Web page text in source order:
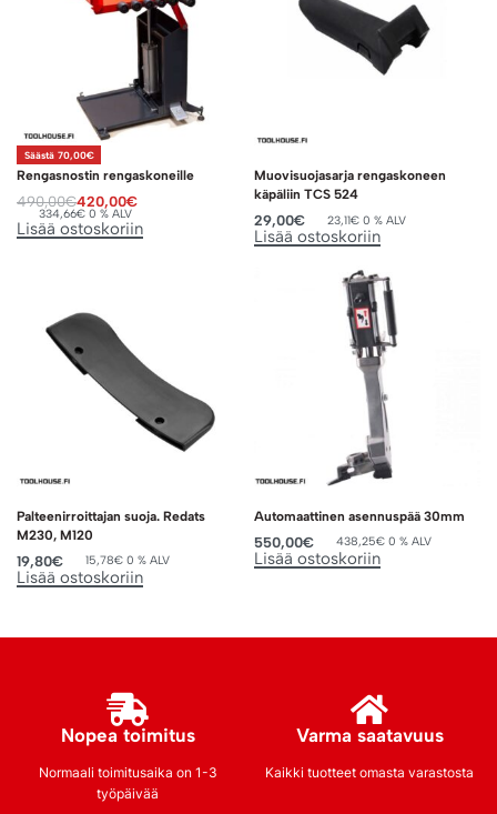
Säästä 70,00€
Rengasnostin rengaskoneille
490,00€420,00€
334,66€ 0 % ALV
Lisää ostoskoriin
Muovisuojasarja rengaskoneen
käpäliin TCS 524
29,00€ 23,11€ 0 % ALV
Lisää ostoskoriin
Palteenirroittajan suoja. Redats
M230, M120
19,80€ 15,78€ 0 % ALV
Lisää ostoskoriin
Automaattinen asennuspää 30mm
550,00€ 438,25€ 0 % ALV
Lisää ostoskoriin
Nopea toimitus
Normaali toimitusaika on 1-3
työpäivää
Varma saatavuus
Kaikki tuotteet omasta varastosta